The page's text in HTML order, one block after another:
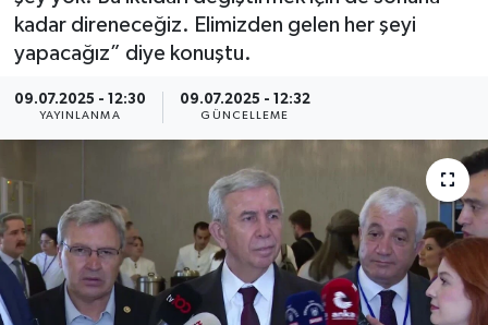
kadar direneceğiz. Elimizden gelen her şeyi
yapacağız” diye konuştu.
09.07.2025 - 12:30
YAYINLANMA
09.07.2025 - 12:32
GÜNCELLEME